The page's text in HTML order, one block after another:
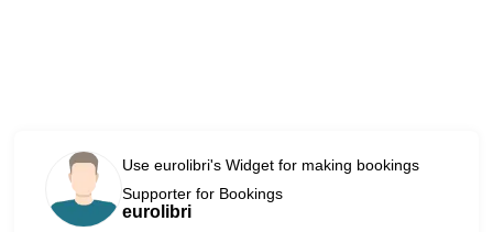
Use eurolibri's Widget for making bookings
Supporter for Bookings
eurolibri